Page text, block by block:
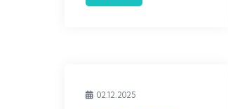
02.12.2025